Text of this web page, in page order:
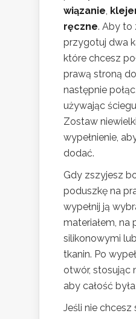
wiązanie,
ręczne. Aby to
przygotuj dwa
które chcesz
prawą stroną
następnie
używając
Zostaw
wypełnienie,
dodać.
Gdy zszyjesz
poduszkę na
wypełnij ją
materiałem, na
silikonowymi
tkanin. Po
otwór, stosując
aby całość
Jeśli nie chcesz